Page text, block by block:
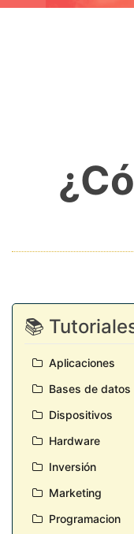
📚
Aplicaciones
Bases de datos
Dispositivos
Hardware
Inversión
Marketing
Programacion